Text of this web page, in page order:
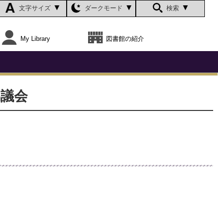
文字サイズ ダークモード 検索
My Library 図書館の紹介
会